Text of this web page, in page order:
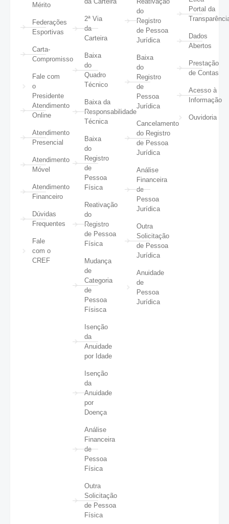
Mérito
Federações
Esportivas
Carta-
Compromisso
Fale com
o
Presidente
Atendimento
Online
Atendimento
Presencial
Atendimento
Móvel
Atendimento
Financeiro
Dúvidas
Frequentes
Fale
com o
CREF
2ª Via
da
Carteira
Baixa
do
Quadro
Técnico
Baixa da
Responsabilidade
Técnica
Baixa
do
Registro
de
Pessoa
Física
Reativação
do
Registro
de Pessoa
Física
Mudança
de
Categoria
de
Pessoa
Físisca
Isenção
da
Anuidade
por Idade
Isenção
da
Anuidade
por
Doença
Análise
Financeira
de
Pessoa
Física
Outra
Solicitação
de Pessoa
Física
do
Registro
de Pessoa
Jurídica
Baixa
do
Registro
de
Pessoa
Jurídica
Cancelamento
do Registro
de Pessoa
Jurídica
Análise
Financeira
de
Pessoa
Jurídica
Outra
Solicitação
de Pessoa
Jurídica
Anuidade
de
Pessoa
Jurídica
Portal da
Dados
Abertos
Prestação
de Contas
Acesso à
Informação
Ouvidoria